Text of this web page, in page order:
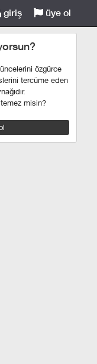
giriş üye ol
özgürce
tercüme eden
misin?